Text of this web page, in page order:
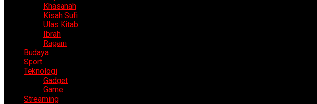
Khasanah
Kisah Sufi
Ulas Kitab
Ibrah
Ragam
Budaya
Sport
Teknologi
Gadget
Game
Streaming